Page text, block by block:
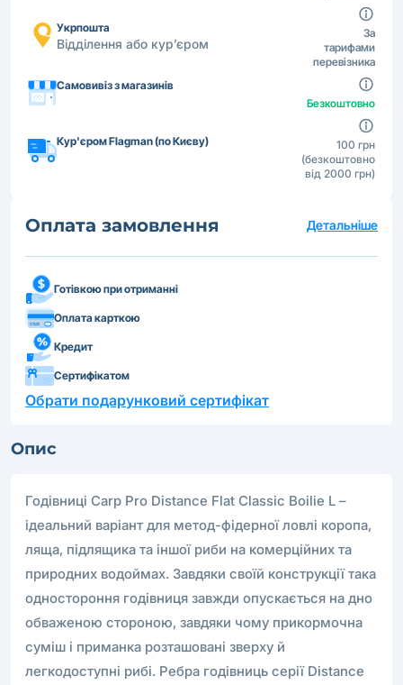
Укрпошта
Відділення або кур’єром
За
тарифами
перевізника
Самовивіз з магазинів
Безкоштовно
Кур'єром Flagman (по Києву)
100 грн
(безкоштовно
від 2000 грн)
Оплата замовлення Детальніше
Готівкою при отриманні
Оплата карткою
Кредит
Сертифікатом
Обрати подарунковий сертифікат
Опис
Годівниці Carp Pro Distance Flat Classic Boilie L –
ідеальний варіант для метод-фідерної ловлі коропа,
ляща, підлящика та іншої риби на комерційних та
природних водоймах. Завдяки своїй конструкції така
одностороння годівниця завжди опускається на дно
обваженою стороною, завдяки чому прикормочна
суміш і приманка розташовані зверху й
легкодоступні рибі. Ребра годівниць серії Distance